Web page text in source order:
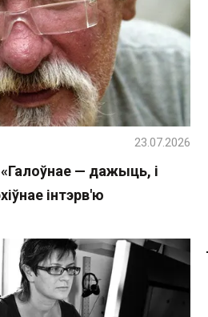
— дажыць, і
інтэрв'ю
23.07.2026